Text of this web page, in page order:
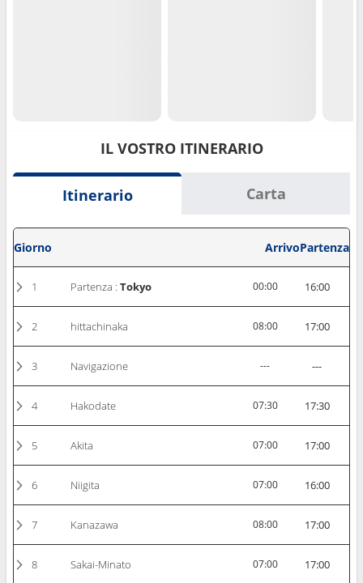
IL VOSTRO ITINERARIO
Itinerario Carta
Giorno ArrivoPartenza
1 Partenza :Tokyo 00:00 16:00
2 hittachinaka 08:00 17:00
3 Navigazione --- ---
4 Hakodate 07:30 17:30
5 Akita 07:00 17:00
6 Niigita 07:00 16:00
7 Kanazawa 08:00 17:00
8 Sakai-Minato 07:00 17:00